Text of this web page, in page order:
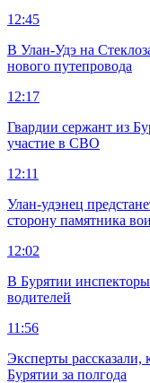
12:45
В Улан-Удэ на
нового путепровода
12:17
Гвардии сержант из
участие в СВО
12:11
Улан-удэнец
сторону памятника
12:02
В Бурятии
водителей
11:56
Эксперты рассказали,
Бурятии за полгода